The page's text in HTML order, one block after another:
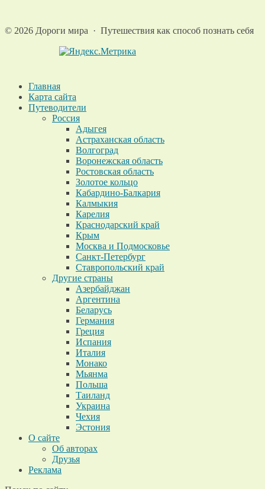
© 2026 Дороги мира · Путешествия как способ познать себя
Главная
Карта сайта
Путеводители
Россия
Адыгея
Астраханская область
Волгоград
Воронежская область
Ростовская область
Золотое кольцо
Кабардино-Балкария
Калмыкия
Карелия
Краснодарский край
Крым
Москва и Подмосковье
Санкт-Петербург
Ставропольский край
Другие страны
Азербайджан
Аргентина
Беларусь
Германия
Греция
Испания
Италия
Монако
Мьянма
Польша
Таиланд
Украина
Чехия
Эстония
О сайте
Об авторах
Друзья
Реклама